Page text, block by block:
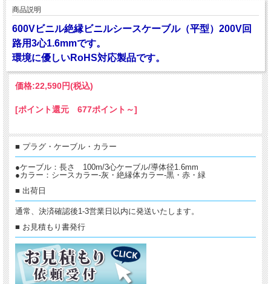
商品説明
600Vビニル絶縁ビニルシースケーブル（平型）200V回
路用3心1.6mmです。
環境に優しいRoHS対応製品です。
価格:22,590円(税込)
[ポイント還元 677ポイント～]
■ プラグ・ケーブル・カラー
●ケーブル：長さ 100m/3心ケーブル/導体径1.6mm
●カラー：シースカラー-灰・絶縁体カラー-黒・赤・緑
■ 出荷日
通常、決済確認後1-3営業日以内に発送いたします。
■ お見積もり書発行